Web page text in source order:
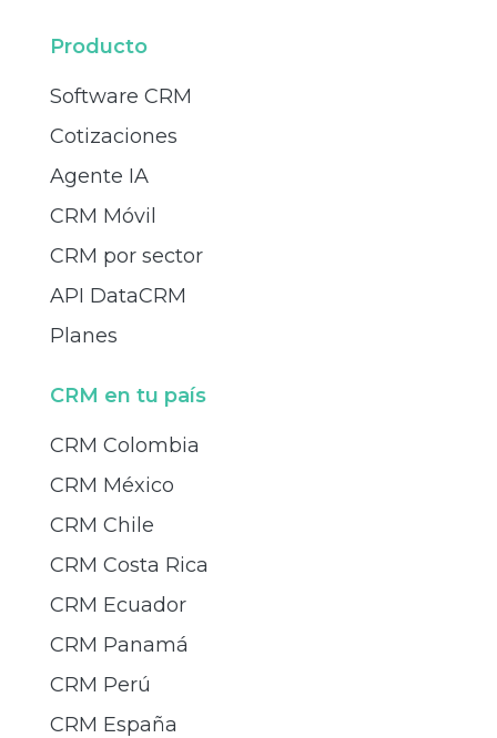
Producto
Software CRM
Cotizaciones
Agente IA
CRM Móvil
CRM por sector
API DataCRM
Planes
CRM en tu país
CRM Colombia
CRM México
CRM Chile
CRM Costa Rica
CRM Ecuador
CRM Panamá
CRM Perú
CRM España